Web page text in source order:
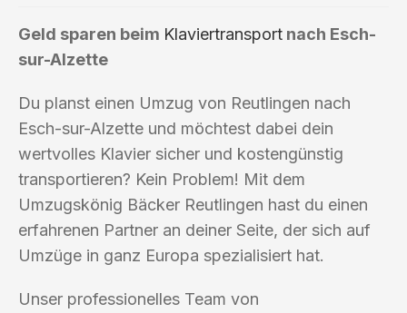
Geld sparen beim Klaviertransport nach Esch-
sur-Alzette
Du planst einen Umzug von Reutlingen nach
Esch-sur-Alzette und möchtest dabei dein
wertvolles Klavier sicher und kostengünstig
transportieren? Kein Problem! Mit dem
Umzugskönig Bäcker Reutlingen hast du einen
erfahrenen Partner an deiner Seite, der sich auf
Umzüge in ganz Europa spezialisiert hat.
Unser professionelles Team von